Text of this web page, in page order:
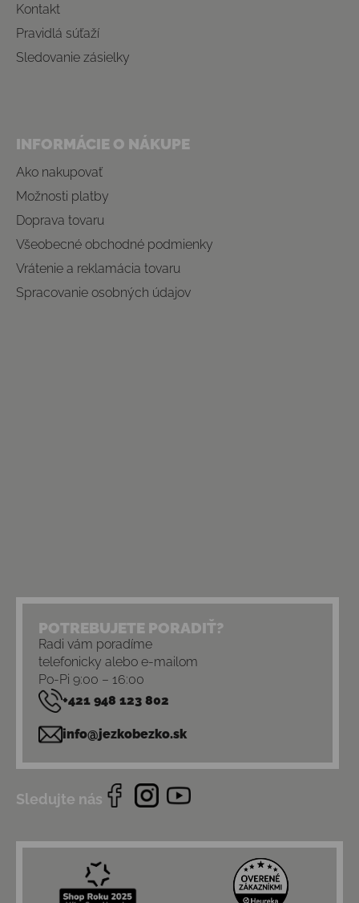
Kontakt
Pravidlá súťaží
Sledovanie zásielky
INFORMÁCIE O NÁKUPE
Ako nakupovať
Možnosti platby
Doprava tovaru
Všeobecné obchodné podmienky
Vrátenie a reklamácia tovaru
Spracovanie osobných údajov
POTREBUJETE PORADIŤ?
Radi vám poradíme
telefonicky alebo e-mailom
Po-Pi 9:00 – 16:00
+421 948 123 802
info@jezkobezko.sk
Sledujte nás